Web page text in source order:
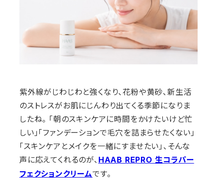
紫外線がじわじわと強くなり、花粉や黄砂、新生活
のストレスがお肌にじんわり出てくる季節になりま
したね。 「朝のスキンケアに時間をかけたいけど忙
しい」「ファンデーションで毛穴を詰まらせたくない」
「スキンケアとメイクを一緒にすませたい」、そんな
声に応えてくれるのが、 HAAB REPRO 生コラパー
フェクションクリームです。